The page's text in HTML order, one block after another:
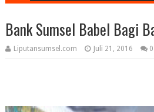
Bank Sumsel Babel Bagi
Liputansumsel.com Juli 21, 2016 0